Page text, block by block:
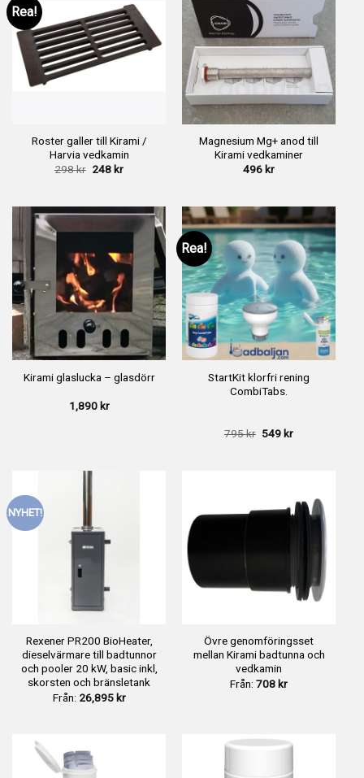
Rea!
Roster galler till Kirami /
Harvia vedkamin
298kr Det
298 kr.
248 krDet
248 kr.
Magnesium Mg+ anod till
Kirami vedkaminer
496 kr
Kirami glaslucka – glasdörr
1,890 kr
Rea!
StartKit klorfri rening
CombiTabs.
795kr Det
549 krDet
NYHET!
Rexener PR200 BioHeater,
dieselvärmare till badtunnor
och pooler 20 kW, basic inkl,
skorsten och bränsletank
Från: 26,895kr
Övre genomföringsset
mellan Kirami badtunna och
vedkamin
Från: 708kr